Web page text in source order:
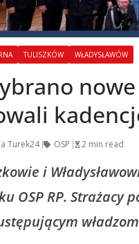
TULISZKÓW WŁADYSŁAWÓW
Turek24 OSP 2 min read
i
OSP RP.